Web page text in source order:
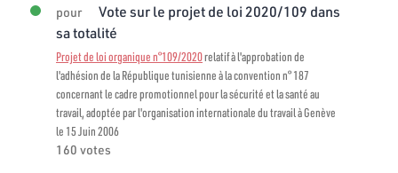
pour
Vote sur le projet de loi 2020/109 dans
sa totalité
Projet de loi organique n°109/2020relatif à l'approbation de
l'adhésion de la République tunisienne à la convention n° 187
concernant le cadre promotionnel pour la sécurité et la santé au
travail, adoptée par l'organisation internationale du travail à Genève
le 15 Juin 2006
160 votes